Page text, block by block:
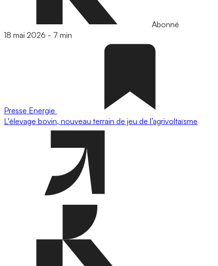
Abonné
18 mai 2026 - 7 min
Presse Energie
L'élevage bovin, nouveau terrain de jeu de l’agrivoltaïsme